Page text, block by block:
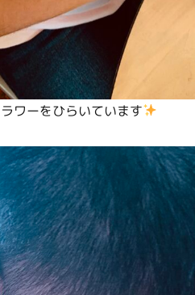
ワーをひらいています